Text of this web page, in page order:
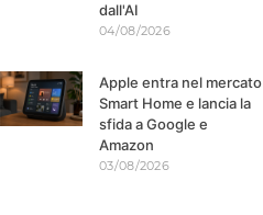
dall'AI
04/08/2026
Apple entra nel mercato
Smart Home e lancia la
sfida a Google e
Amazon
03/08/2026